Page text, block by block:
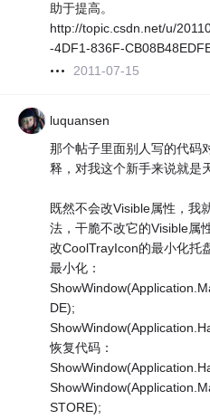
助于提高。
http://topic.csdn.net/u/
-4DF1-836F-
2011-07-15
luquansen
那个帖子里面别人写的代码
释，对我这个新手来说就是
既然不会改Visible属性，我
法，干脆不改它的Visible属
改CoolTrayIcon的最小化托
最小化：
DE);
恢复代码：
STORE);